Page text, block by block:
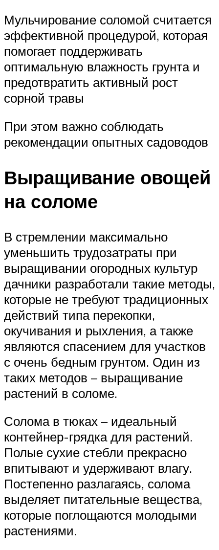
Мульчирование соломой считается
эффективной процедурой, которая
помогает поддерживать
оптимальную влажность грунта и
предотвратить активный рост
сорной травы
При этом важно соблюдать
рекомендации опытных садоводов
Выращивание овощей
на соломе
В стремлении максимально
уменьшить трудозатраты при
выращивании огородных культур
дачники разработали такие методы,
которые не требуют традиционных
действий типа перекопки,
окучивания и рыхления, а также
являются спасением для участков
с очень бедным грунтом. Один из
таких методов – выращивание
растений в соломе.
Солома в тюках – идеальный
контейнер-грядка для растений.
Полые сухие стебли прекрасно
впитывают и удерживают влагу.
Постепенно разлагаясь, солома
выделяет питательные вещества,
которые поглощаются молодыми
растениями.